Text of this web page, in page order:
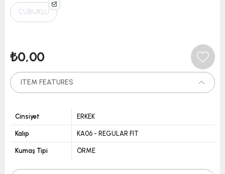
ÇUBUKLU
₺0,00
ITEM FEATURES
Cinsiyet ERKEK
Kalıp KA06 - REGULAR FIT
Kumaş Tipi ÖRME